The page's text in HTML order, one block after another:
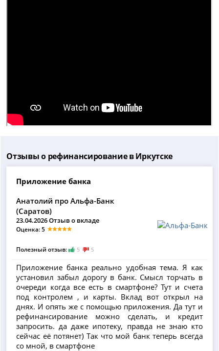
Отзывы о рефинансирование в Иркутске
Приложение банка
Анатолий про Альфа-Банк
(Саратов)
23.04.2026 Отзыв о вкладе
Оценка: 5
Полезный отзыв: 5 5
Приложение банка реально удобная тема. Я как
установил забыл дорогу в банк. Смысл торчать в
очереди когда все есть в смартфоне? Тут и счета
под контролем , и карты. Вклад вот открыл на
днях. И опять же с помощью приложения. Да тут и
рефинансирование можно сделать, и кредит
запросить. да даже ипотеку, правда не знаю кто
сейчас её потянет) Так что мой банк теперь всегда
со мной, в смартфоне